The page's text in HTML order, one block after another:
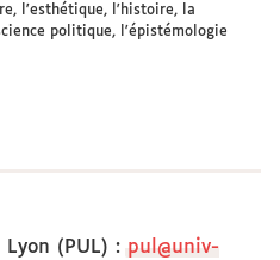
l'esthétique, l'histoire, la
politique, l'épistémologie
(PUL) : pul@univ-